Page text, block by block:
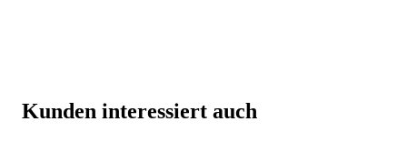
Kunden interessiert auch